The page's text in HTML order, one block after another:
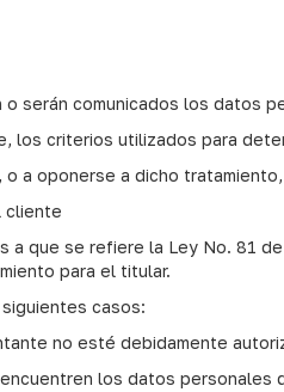
serán comunicados los datos
los criterios utilizados para
a oponerse a dicho
cliente
que se refiere la Ley No. 81
para el titular.
casos:
no esté debidamente
los datos personales